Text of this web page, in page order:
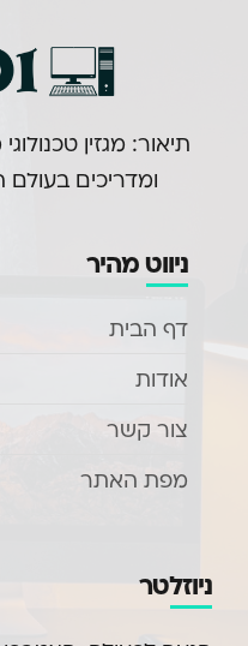
תיאור: מגזין
ומדריכים בעולם
ניווט מהיר
דף הבית
אודות
צור קשר
מפת האתר
ניוזלטר